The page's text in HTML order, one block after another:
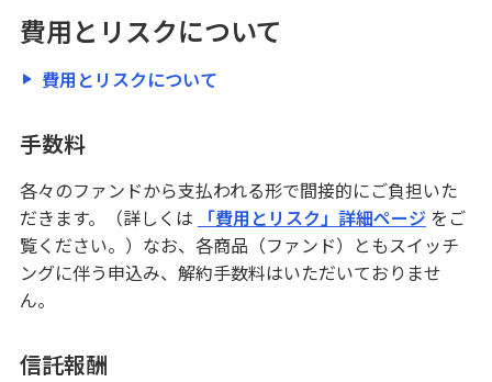
費用とリスクについて
費用とリスクについて
手数料
各々のファンドから支払われる形で間接的にご負担いた
だきます。（詳しくは
「費用とリスク」詳細ページ をご
覧ください。）なお、各商品（ファンド）ともスイッチ
ングに伴う申込み、解約手数料はいただいておりませ
ん。
信託報酬